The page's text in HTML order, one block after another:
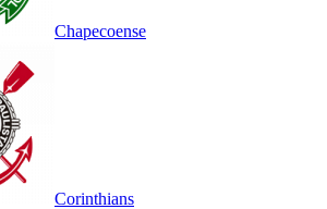
Chapecoense
Corinthians